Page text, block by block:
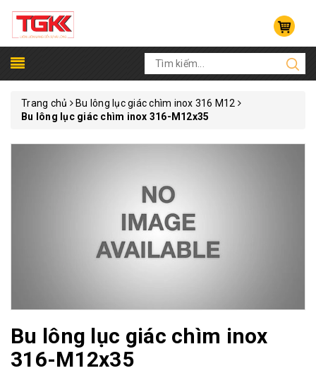
Trang chủ
Bu lông lục giác chìm inox 316 M12
Bu lông lục giác chìm inox 316-M12x35
Bu lông lục giác chìm inox
316-M12x35